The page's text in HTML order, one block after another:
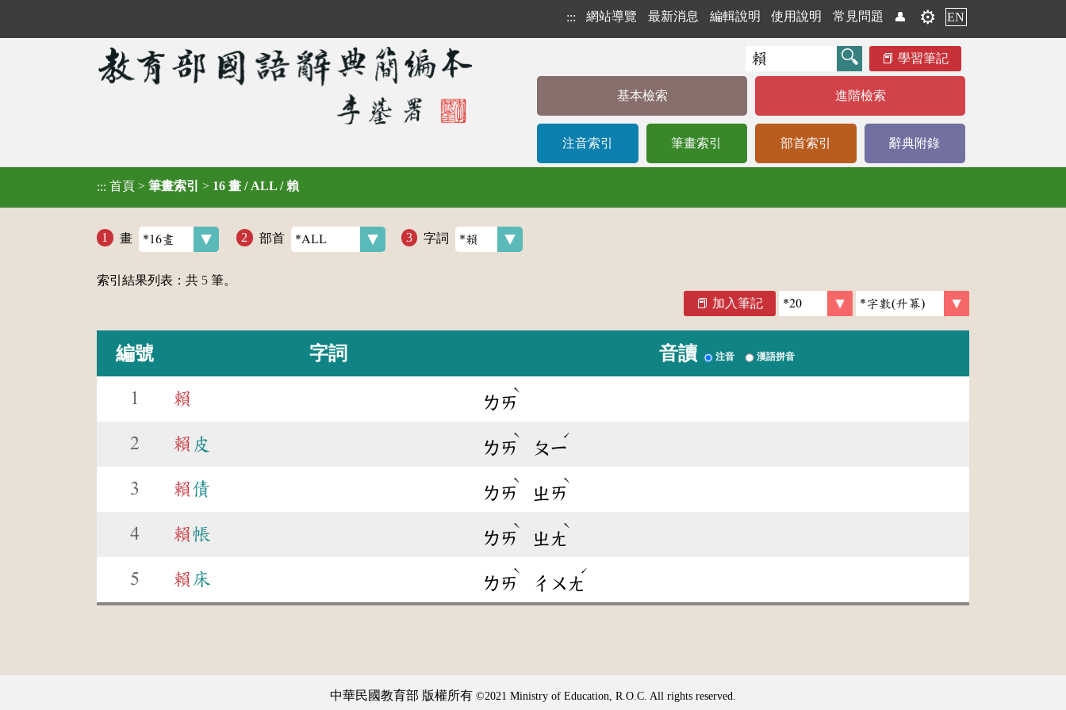
::: 網站導覽 最新消息 編輯說明 使用說明 常見問題 👤 ⚙️ EN
學習筆記
基本檢索 進階檢索
注音索引 筆畫索引 部首索引 辭典附錄
::: 首頁 > 筆畫索引 > 16 畫 / ALL / 賴
畫 部首 字詞
索引結果列表：共 5 筆。
加入筆記
編號 字詞 音讀 注音 漢語拼音
1 賴 ㄌㄞ
ˋ
2 賴 皮 ㄌㄞ
ˋ
ㄆㄧ
ˊ
3 賴債 ㄌㄞ
ˋ
ㄓㄞ
ˋ
4 賴帳 ㄌㄞ
ˋ
ㄓㄤ
ˋ
5 賴 床 ㄌㄞ
ˋ
ㄔㄨㄤ
ˊ
中華民國教育部 版權所有 ©2021 Ministry of Education, R.O.C. All rights reserved.